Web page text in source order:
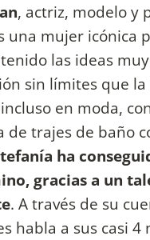
, actriz, modelo y
una mujer icónica
las ideas
sin límites que la
en moda,
de trajes de baño
ha
gracias a un
. A través de su
habla a sus casi 4